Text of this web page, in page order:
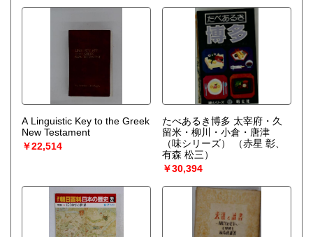
A Linguistic Key to the Greek
New Testament
￥22,514
たべあるき博多 太宰府・久
留米・柳川・小倉・唐津
（味シリーズ）
（赤星 彰、
有森 松三）
￥30,394